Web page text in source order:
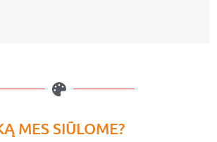
MES SIŪLOME?